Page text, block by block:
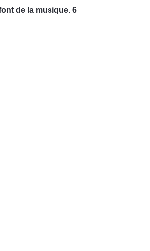
de la musique. 6